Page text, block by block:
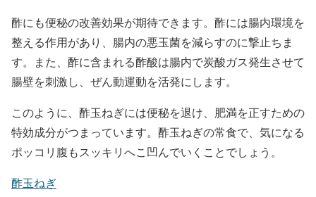
酢にも便秘の改善効果が期待できます。酢には腸内環境を
整える作用があり、腸内の悪玉菌を減らすのに撃止ちま
す。また、酢に含まれる酢酸は腸内で炭酸ガス発生させて
腸壁を刺激し、ぜん動運動を活発にします。
このように、酢玉ねぎには便秘を退け、肥満を正すための
特効成分がつまっています。酢玉ねぎの常食で、気になる
ポッコリ腹もスッキリへこ凹んでいくことでしょう。
酢玉ねぎ